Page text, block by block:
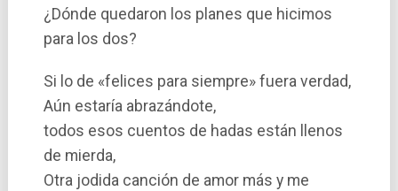
¿Dónde quedaron los planes que hicimos
para los dos?
Si lo de «felices para siempre» fuera verdad,
Aún estarí­a abrazándote,
todos esos cuentos de hadas están llenos
de mierda,
Otra jodida canción de amor más y me